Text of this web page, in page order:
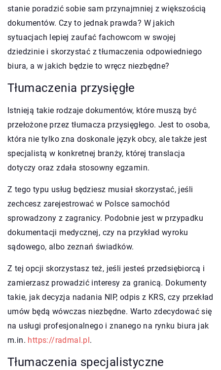
stanie poradzić sobie sam przynajmniej z większością
dokumentów. Czy to jednak prawda? W jakich
sytuacjach lepiej zaufać fachowcom w swojej
dziedzinie i skorzystać z tłumaczenia odpowiedniego
biura, a w jakich będzie to wręcz niezbędne?
Tłumaczenia przysięgłe
Istnieją takie rodzaje dokumentów, które muszą być
przełożone przez tłumacza przysięgłego. Jest to osoba,
która nie tylko zna doskonale język obcy, ale także jest
specjalistą w konkretnej branży, której translacja
dotyczy oraz zdała stosowny egzamin.
Z tego typu usług będziesz musiał skorzystać, jeśli
zechcesz zarejestrować w Polsce samochód
sprowadzony z zagranicy. Podobnie jest w przypadku
dokumentacji medycznej, czy na przykład wyroku
sądowego, albo zeznań świadków.
Z tej opcji skorzystasz też, jeśli jesteś przedsiębiorcą i
zamierzasz prowadzić interesy za granicą. Dokumenty
takie, jak decyzja nadania NIP, odpis z KRS, czy przekład
umów będą wówczas niezbędne. Warto zdecydować się
na usługi profesjonalnego i znanego na rynku biura jak
m.in. https://radmal.pl .
Tłumaczenia specjalistyczne